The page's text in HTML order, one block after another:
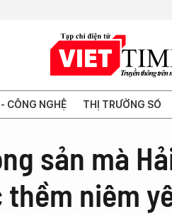
CÔNG NGHỆ THỊ TRƯỜNG SỐ
sản mà
thềm niêm